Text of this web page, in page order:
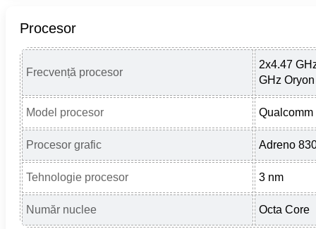
Procesor
Frecvență procesor
2x4.47
GHz
Model procesor
Procesor grafic Adreno
Tehnologie procesor 3 nm
Număr nuclee Octa Core